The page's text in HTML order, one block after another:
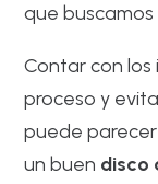
que
Contar con los
proceso y
puede
un buen disco